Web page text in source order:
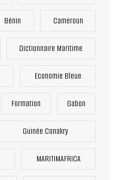
Bénin Cameroun
Dictionnaire Maritime
Economie Bleue
Formation Gabon
Guinée Conakry
MARITIMAFRICA